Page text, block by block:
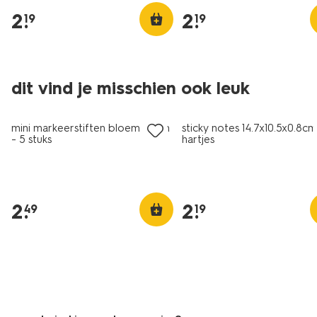
2.
19 2.
19
dit vind je misschien ook leuk
nieuw
mini markeerstiften bloem toren
- 5 stuks
2.
49
nieuw
sticky notes 14.7x10.5x0.8cm
hartjes
2.
19